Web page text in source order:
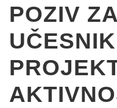
POZIV ZA